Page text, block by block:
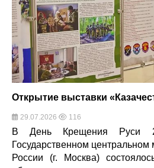
Открытие выставки
29.07.2026 116
В День Крещения Руси
Государственном
России (г. Москва)